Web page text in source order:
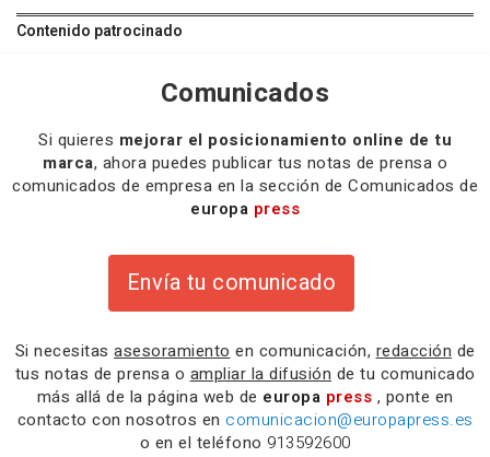
Contenido patrocinado
Comunicados
Si quieres mejorar el posicionamiento online de tu
marca, ahora puedes publicar tus notas de prensa o
comunicados de empresa en la sección de Comunicados de
europa press
Envía tu comunicado
Si necesitas asesoramiento en comunicación, redacción de
tus notas de prensa o ampliar la difusión de tu comunicado
más allá de la página web de europa press , ponte en
contacto con nosotros en comunicacion@europapress.es
o en el teléfono 913592600